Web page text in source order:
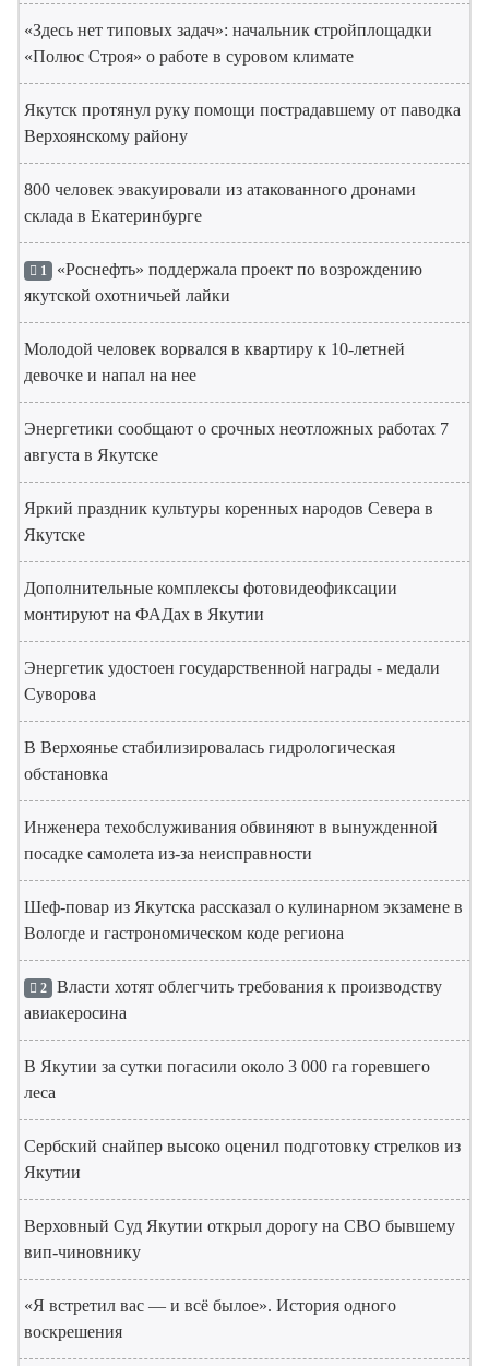
«Здесь нет типовых задач»: начальник стройплощадки
«Полюс Строя» о работе в суровом климате
Якутск протянул руку помощи пострадавшему от паводка
Верхоянскому району
800 человек эвакуировали из атакованного дронами
склада в Екатеринбурге
1 «Роснефть» поддержала проект по возрождению
якутской охотничьей лайки
Молодой человек ворвался в квартиру к 10-летней
девочке и напал на нее
Энергетики сообщают о срочных неотложных работах 7
августа в Якутске
Яркий праздник культуры коренных народов Севера в
Якутске
Дополнительные комплексы фотовидеофиксации
монтируют на ФАДах в Якутии
Энергетик удостоен государственной награды - медали
Суворова
В Верхоянье стабилизировалась гидрологическая
обстановка
Инженера техобслуживания обвиняют в вынужденной
посадке самолета из-за неисправности
Шеф-повар из Якутска рассказал о кулинарном экзамене в
Вологде и гастрономическом коде региона
2 Власти хотят облегчить требования к производству
авиакеросина
В Якутии за сутки погасили около 3 000 га горевшего
леса
Сербский снайпер высоко оценил подготовку стрелков из
Якутии
Верховный Суд Якутии открыл дорогу на СВО бывшему
вип-чиновнику
«Я встретил вас — и всё былое». История одного
воскрешения